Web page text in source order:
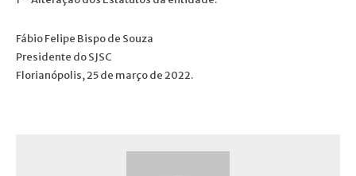
Fábio Felipe Bispo de Souza
Presidente do SJSC
Florianópolis, 25 de março de 2022.